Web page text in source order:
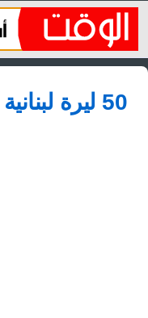
الليرة السورية
الجنيه المصري
50 ليرة لبنانية كم يورو